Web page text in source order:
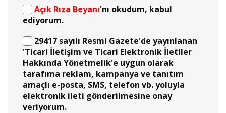
Açık Rıza Beyanı'nı okudum, kabul
ediyorum.
29417 sayılı Resmi Gazete'de yayınlanan
'Ticari İletişim ve Ticari Elektronik İletiler
Hakkında Yönetmelik'e uygun olarak
tarafıma reklam, kampanya ve tanıtım
amaçlı e-posta, SMS, telefon vb. yoluyla
elektronik ileti gönderilmesine onay
veriyorum.